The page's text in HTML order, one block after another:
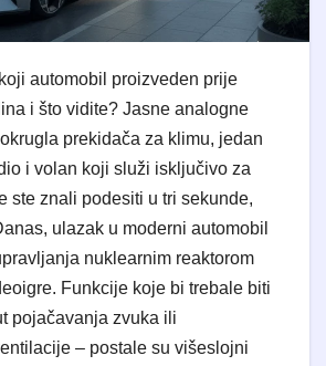
automobil proizveden prije
i što vidite? Jasne analogne
prekidača za klimu, jedan
i volan koji služi isključivo za
ste znali podesiti u tri sekunde,
ulazak u moderni automobil
nuklearnim reaktorom
Funkcije koje bi trebale biti
pojačavanja zvuka ili
– postale su višeslojni